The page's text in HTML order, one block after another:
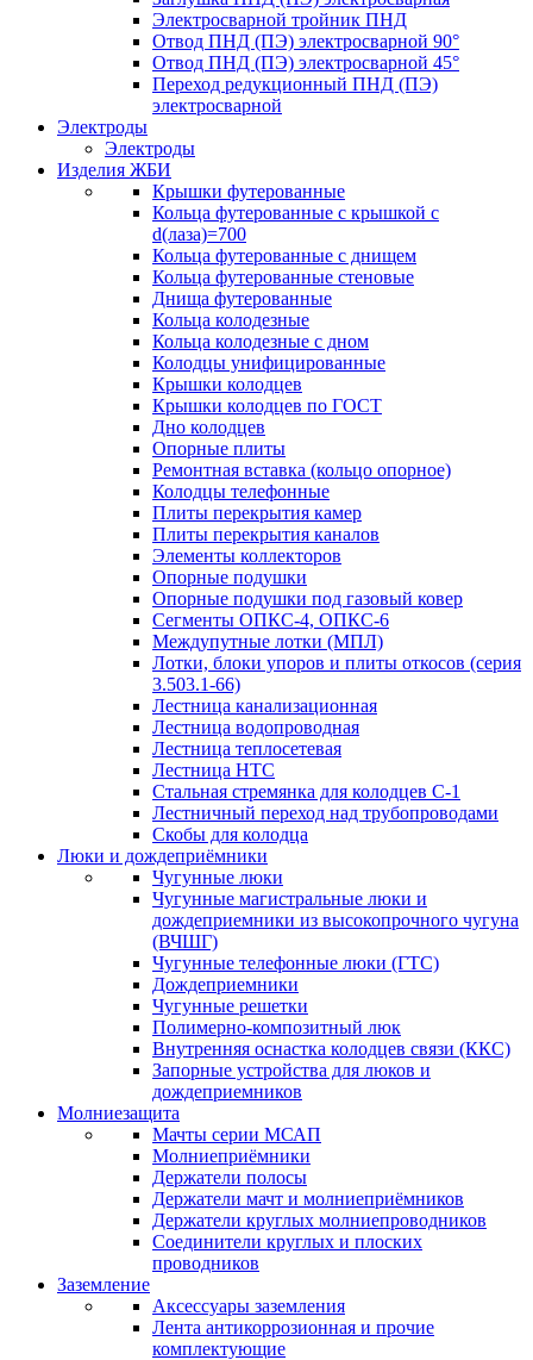
Электросварной тройник ПНД
Отвод ПНД (ПЭ) электросварной 90°
Отвод ПНД (ПЭ) электросварной 45°
Переход редукционный ПНД (ПЭ)
электросварной
Электроды
Электроды
Изделия ЖБИ
Крышки футерованные
Кольца футерованные с крышкой с
d(лаза)=700
Кольца футерованные с днищем
Кольца футерованные стеновые
Днища футерованные
Кольца колодезные
Кольца колодезные с дном
Колодцы унифицированные
Крышки колодцев
Крышки колодцев по ГОСТ
Дно колодцев
Опорные плиты
Ремонтная вставка (кольцо опорное)
Колодцы телефонные
Плиты перекрытия камер
Плиты перекрытия каналов
Элементы коллекторов
Опорные подушки
Опорные подушки под газовый ковер
Сегменты ОПКС-4, ОПКС-6
Междупутные лотки (МПЛ)
Лотки, блоки упоров и плиты откосов (серия
3.503.1-66)
Лестница канализационная
Лестница водопроводная
Лестница теплосетевая
Лестница НТС
Стальная стремянка для колодцев С-1
Лестничный переход над трубопроводами
Скобы для колодца
Люки и дождеприёмники
Чугунные люки
Чугунные магистральные люки и
дождеприемники из высокопрочного чугуна
(ВЧШГ)
Чугунные телефонные люки (ГТС)
Дождеприемники
Чугунные решетки
Полимерно-композитный люк
Внутренняя оснастка колодцев связи (ККС)
Запорные устройства для люков и
дождеприемников
Молниезащита
Мачты серии МСАП
Молниеприёмники
Держатели полосы
Держатели мачт и молниеприёмников
Держатели круглых молниепроводников
Cоединители круглых и плоских
проводников
Заземление
Аксессуары заземления
Лента антикоррозионная и прочие
комплектующие